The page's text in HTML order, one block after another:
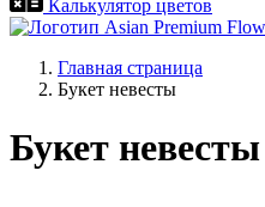
Калькулятор цветов
Главная страница
Букет невесты
Букет невесты